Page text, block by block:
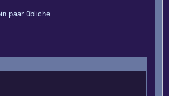
paar übliche